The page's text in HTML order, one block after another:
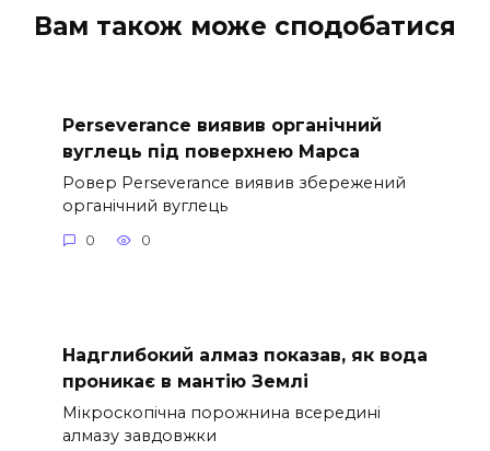
Вам також може сподобатися
Perseverance виявив органічний
вуглець під поверхнею Марса
Ровер Perseverance виявив збережений
органічний вуглець
0 0
Надглибокий алмаз показав, як вода
проникає в мантію Землі
Мікроскопічна порожнина всередині
алмазу завдовжки